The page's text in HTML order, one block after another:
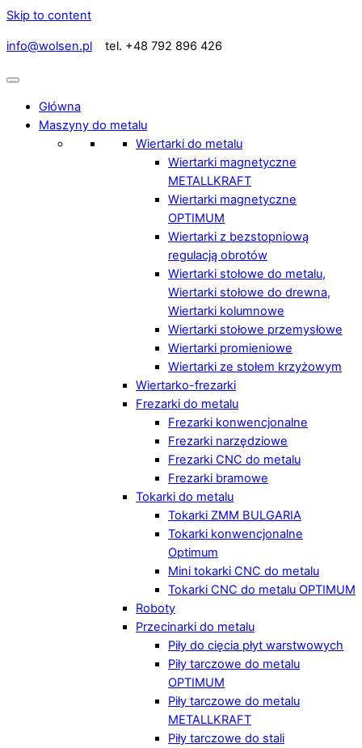
Skip to content
info@wolsen.pl tel. +48 792 896 426
Główna
Maszyny do metalu
Wiertarki do metalu
Wiertarki magnetyczne
METALLKRAFT
Wiertarki magnetyczne
OPTIMUM
Wiertarki z bezstopniową
regulacją obrotów
Wiertarki stołowe do metalu,
Wiertarki stołowe do drewna,
Wiertarki kolumnowe
Wiertarki stołowe przemysłowe
Wiertarki promieniowe
Wiertarki ze stołem krzyżowym
Wiertarko-frezarki
Frezarki do metalu
Frezarki konwencjonalne
Frezarki narzędziowe
Frezarki CNC do metalu
Frezarki bramowe
Tokarki do metalu
Tokarki ZMM BULGARIA
Tokarki konwencjonalne
Optimum
Mini tokarki CNC do metalu
Tokarki CNC do metalu OPTIMUM
Roboty
Przecinarki do metalu
Piły do cięcia płyt warstwowych
Piły tarczowe do metalu
OPTIMUM
Piły tarczowe do metalu
METALLKRAFT
Piły tarczowe do stali